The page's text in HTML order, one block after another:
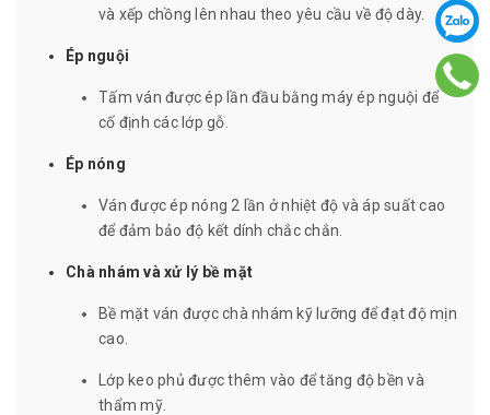
và xếp chồng lên nhau theo yêu cầu về độ dày.
Ép nguội
Tấm ván được ép lần đầu bằng máy ép nguội để
cố định các lớp gỗ.
Ép nóng
Ván được ép nóng 2 lần ở nhiệt độ và áp suất cao
để đảm bảo độ kết dính chắc chắn.
Chà nhám và xử lý bề mặt
Bề mặt ván được chà nhám kỹ lưỡng để đạt độ mịn
cao.
Lớp keo phủ được thêm vào để tăng độ bền và
thẩm mỹ.